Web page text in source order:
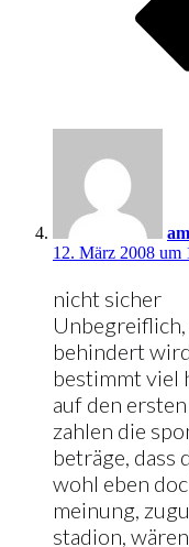
12. März 2008 um
nicht sicher
behindert
bestimmt viel
auf den
zahlen die
beträge, dass
wohl eben
meinung,
stadion,